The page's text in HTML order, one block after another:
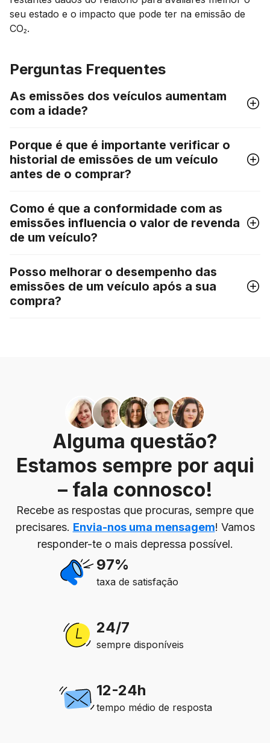
seu estado e o impacto que pode ter na emissão de
CO₂.
Perguntas Frequentes
As emissões dos veículos aumentam
com a idade?
Porque é que é importante verificar o
historial de emissões de um veículo
antes de o comprar?
Como é que a conformidade com as
emissões influencia o valor de revenda
de um veículo?
Posso melhorar o desempenho das
emissões de um veículo após a sua
compra?
Alguma questão?
Estamos sempre por aqui
– fala connosco!
Recebe as respostas que procuras, sempre que
precisares. Envia-nos uma mensagem! Vamos
responder-te o mais depressa possível.
97%
taxa de satisfação
24/7
sempre disponíveis
12-24h
tempo médio de resposta